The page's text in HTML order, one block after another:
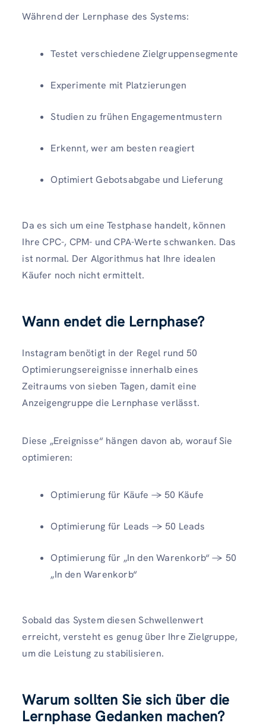
Während der Lernphase des Systems:
Testet verschiedene Zielgruppensegmente
Experimente mit Platzierungen
Studien zu frühen Engagementmustern
Erkennt, wer am besten reagiert
Optimiert Gebotsabgabe und Lieferung
Da es sich um eine Testphase handelt, können
Ihre CPC-, CPM- und CPA-Werte schwanken. Das
ist normal. Der Algorithmus hat Ihre idealen
Käufer noch nicht ermittelt.
Wann endet die Lernphase?
Instagram benötigt in der Regel rund 50
Optimierungsereignisse innerhalb eines
Zeitraums von sieben Tagen, damit eine
Anzeigengruppe die Lernphase verlässt.
Diese „Ereignisse“ hängen davon ab, worauf Sie
optimieren:
Optimierung für Käufe → 50 Käufe
Optimierung für Leads → 50 Leads
Optimierung für „In den Warenkorb“ → 50
„In den Warenkorb“
Sobald das System diesen Schwellenwert
erreicht, versteht es genug über Ihre Zielgruppe,
um die Leistung zu stabilisieren.
Warum sollten Sie sich über die
Lernphase Gedanken machen?